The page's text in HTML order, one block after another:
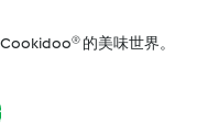
的美味世界。